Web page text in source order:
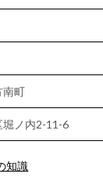
南町
堀ノ内2-11-6
知識